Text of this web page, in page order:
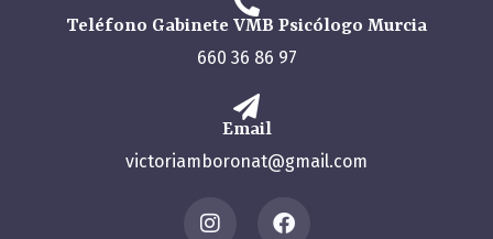
Teléfono Gabinete VMB Psicólogo Murcia
660 36 86 97
Email
victoriamboronat@gmail.com